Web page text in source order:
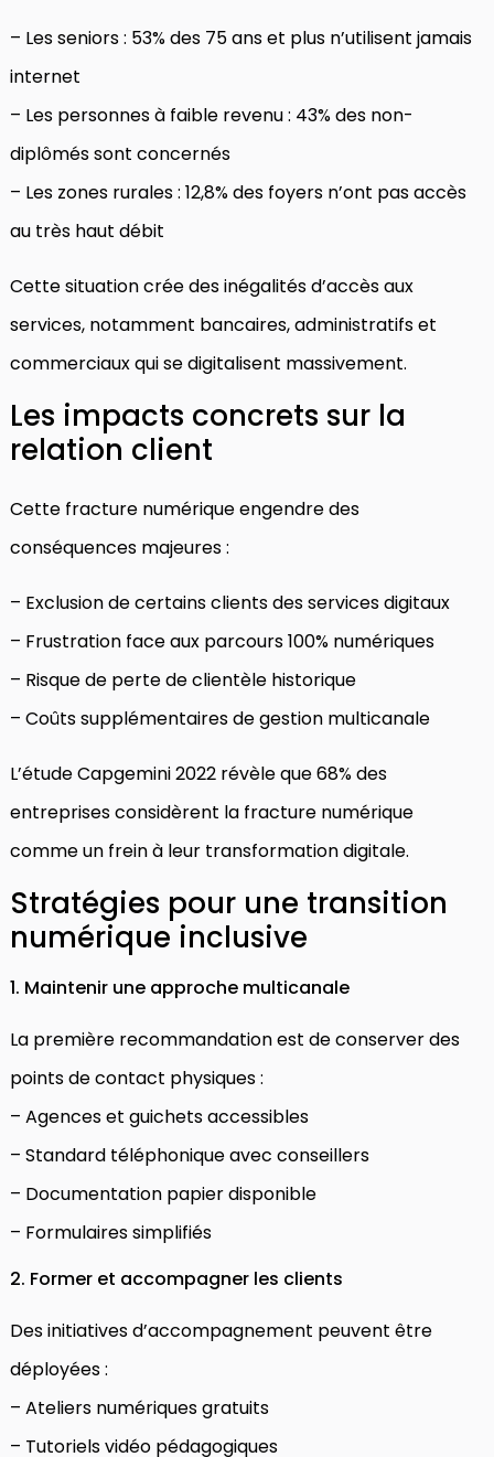
– Les seniors : 53% des 75 ans et plus n’utilisent jamais
internet
– Les personnes à faible revenu : 43% des non-
diplômés sont concernés
– Les zones rurales : 12,8% des foyers n’ont pas accès
au très haut débit
Cette situation crée des inégalités d’accès aux
services, notamment bancaires, administratifs et
commerciaux qui se digitalisent massivement.
Les impacts concrets sur la
relation client
Cette fracture numérique engendre des
conséquences majeures :
– Exclusion de certains clients des services digitaux
– Frustration face aux parcours 100% numériques
– Risque de perte de clientèle historique
– Coûts supplémentaires de gestion multicanale
L’étude Capgemini 2022 révèle que 68% des
entreprises considèrent la fracture numérique
comme un frein à leur transformation digitale.
Stratégies pour une transition
numérique inclusive
1. Maintenir une approche multicanale
La première recommandation est de conserver des
points de contact physiques :
– Agences et guichets accessibles
– Standard téléphonique avec conseillers
– Documentation papier disponible
– Formulaires simplifiés
2. Former et accompagner les clients
Des initiatives d’accompagnement peuvent être
déployées :
– Ateliers numériques gratuits
– Tutoriels vidéo pédagogiques